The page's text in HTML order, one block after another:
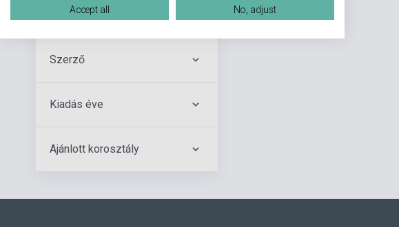
Kiadó
Szerző
Kiadás éve
Ajánlott korosztály
Accept all No, adjust